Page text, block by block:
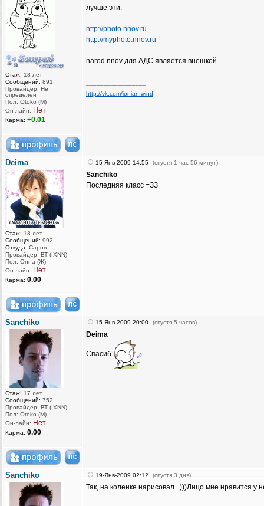
Стаж: 18 лет
Сообщений: 891
Провайдер: Не
определен
Пол: Otoko (M)
Он-лайн: Нет
Карма: +0.01
лучше эти:
http://photo.nnov.ru
http://myphoto.nnov.ru
narod.nnov для АДС является внешкой
http://vk.com/ionian.wind
Deima
Стаж: 18 лет
Сообщений: 992
Откуда: Саров
Провайдер: ВТ (IXNN)
Пол: Onna (Ж)
Он-лайн: Нет
Карма: 0.00
15-Янв-2009 14:55 (спустя 1 час 56 минут)
Sanchiko
Последняя класс =ЗЗ
Sanchiko
Стаж: 17 лет
Сообщений: 752
Провайдер: ВТ (IXNN)
Пол: Otoko (M)
Он-лайн: Нет
Карма: 0.00
15-Янв-2009 20:00 (спустя 5 часов)
Deima
Спасиб
Sanchiko 19-Янв-2009 02:12 (спустя 3 дня)
Так, на коленке нарисовал...)))Лицо мне нравится у